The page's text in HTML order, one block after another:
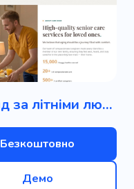
Догляд за літніми людьми
Безкоштовно
Демо